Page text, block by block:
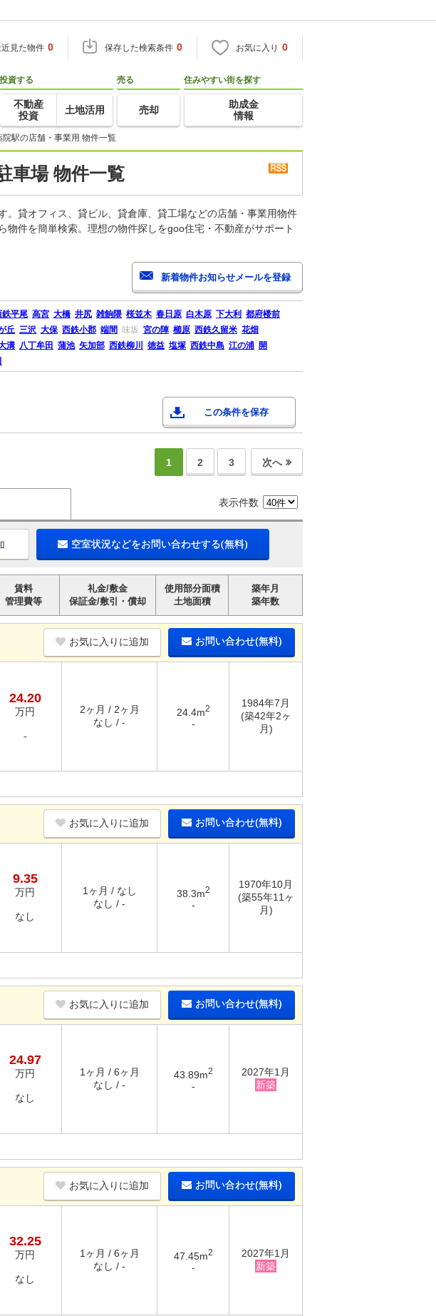
見た物件 0 保存した検索条件 0 お気に入り 0
投資する
不動産
投資
土地活用
売る
売却
住みやすい街を探す
助成金
情報
院駅の店舗・事業用 物件一覧
車場 物件一覧
貸オフィス、貸ビル、貸倉庫、貸工場などの店舗・事業用物件
件を簡単検索。理想の物件探しをgoo住宅・不動産がサポート
鉄平尾 高宮 大橋 井尻 雑餉隈 桜並木 春日原 白木原 下大利 都府楼前
丘 三沢 大保 西鉄小郡 端間 味坂 宮の陣 櫛原 西鉄久留米 花畑
溝 八丁牟田 蒲池 矢加部 西鉄柳川 徳益 塩塚 西鉄中島 江の浦 開
この条件を保存
1 2 3 次へ
表示件数
空室状況などをお問い合わせする(無料)
賃料
管理費等
礼金/敷金
保証金/敷引・償却
使用部分面積
土地面積
築年月
築年数
お気に入りに追加 お問い合わせ(無料)
24.20
万円
-
2ヶ月 / 2ヶ月
なし / -
24.4m2
-
1984年7月
(築42年2ヶ
月)
お気に入りに追加 お問い合わせ(無料)
9.35
万円
なし
1ヶ月 / なし
なし / -
38.3m2
-
1970年10月
(築55年11ヶ
月)
お気に入りに追加 お問い合わせ(無料)
24.97
万円
なし
1ヶ月 / 6ヶ月
なし / -
43.89m2
-
2027年1月
新築
お気に入りに追加 お問い合わせ(無料)
32.25
万円
なし
1ヶ月 / 6ヶ月
なし / -
47.45m2
-
2027年1月
新築